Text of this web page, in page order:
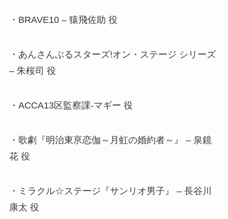
・BRAVE10 – 猿飛佐助 役
・あんさんぶるスターズ!オン・ステージ シリーズ
– 朱桜司 役
・ACCA13区監察課-マギー 役
・歌劇『明治東亰恋伽～月虹の婚約者～』 – 泉鏡
花 役
・ミラクル☆ステージ『サンリオ男子』 – 長谷川
康太 役